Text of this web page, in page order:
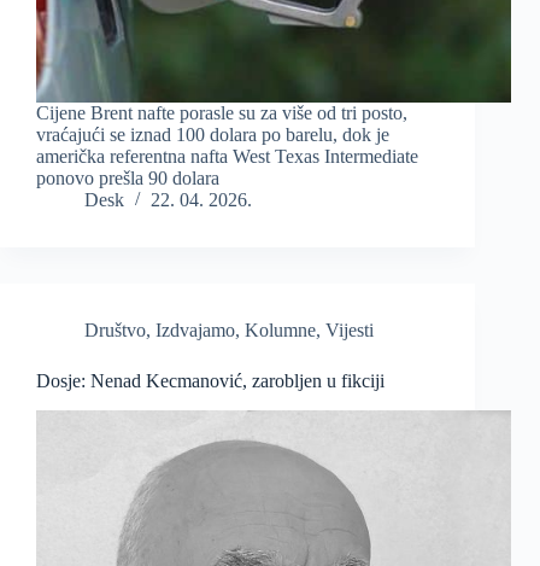
Cijene Brent nafte porasle su za više od tri posto,
vraćajući se iznad 100 dolara po barelu, dok je
američka referentna nafta West Texas Intermediate
ponovo prešla 90 dolara
Desk
22. 04. 2026.
Društvo, Izdvajamo, Kolumne, Vijesti
Dosje: Nenad Kecmanović, zarobljen u fikciji